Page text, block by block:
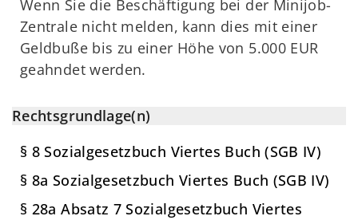
Wenn Sie die Beschäftigung bei der Minijob-
Zentrale nicht melden, kann dies mit einer
Geldbuße bis zu einer Höhe von 5.000 EUR
geahndet werden.
Rechtsgrundlage(n)
§ 8 Sozialgesetzbuch Viertes Buch (SGB IV)
§ 8a Sozialgesetzbuch Viertes Buch (SGB IV)
§ 28a Absatz 7 Sozialgesetzbuch Viertes